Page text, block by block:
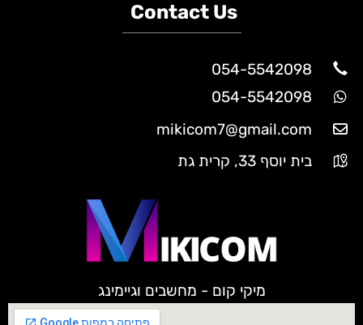
Contact Us
054-5542098
054-5542098
mikicom7@gmail.com
בית יוסף 33, קרית גת
מיקי קום - מחשבים וגיימינג